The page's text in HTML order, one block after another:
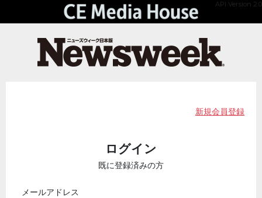
API Version 2.0
新規会員登録
ログイン
既に登録済みの方
メールアドレス